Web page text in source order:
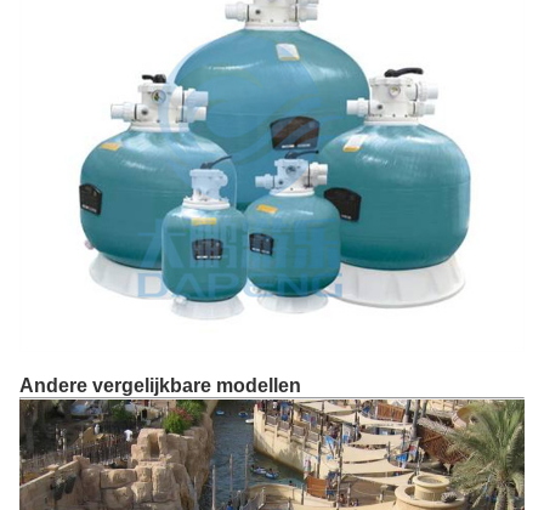
Andere vergelijkbare modellen